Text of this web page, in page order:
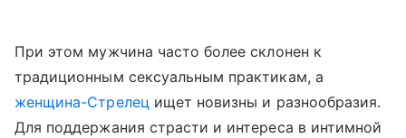
При этом мужчина часто более склонен к
традиционным сексуальным практикам, а
женщина-Стрелецищет новизны и разнообразия.
Для поддержания страсти и интереса в интимной